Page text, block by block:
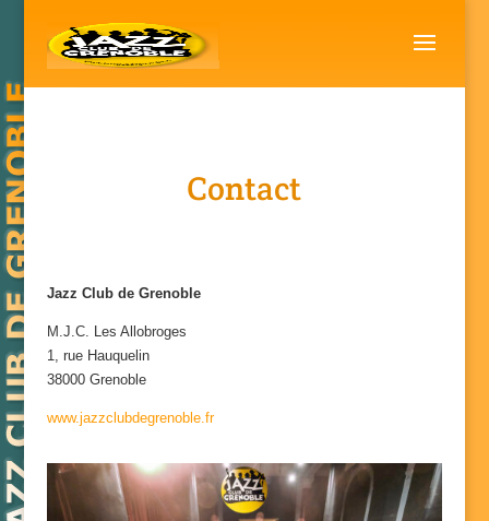
Contact
Jazz Club de Grenoble
M.J.C. Les Allobroges
1, rue Hauquelin
38000 Grenoble
www.jazzclubdegrenoble.fr